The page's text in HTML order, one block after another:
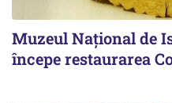
Muzeul Național de
începe restaurarea